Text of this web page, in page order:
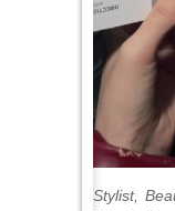
Stylist,